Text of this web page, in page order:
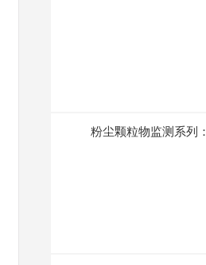
粉尘颗粒物监测系列：